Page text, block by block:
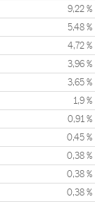
9,22 %
5,48 %
4,72 %
3,96 %
3,65 %
1,9 %
0,91 %
0,45 %
0,38 %
0,38 %
0,38 %